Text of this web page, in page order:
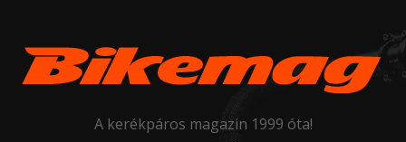
A kerékpáros magazin 1999 óta!